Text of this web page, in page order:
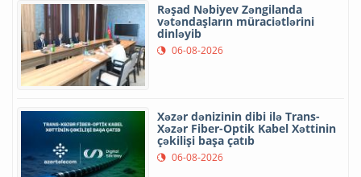
Rəşad Nəbiyev Zəngilanda
vətəndaşların müraciətlərini
dinləyib
06-08-2026
Xəzər dənizinin dibi ilə Trans-
Xəzər Fiber-Optik Kabel Xəttinin
çəkilişi başa çatıb
06-08-2026